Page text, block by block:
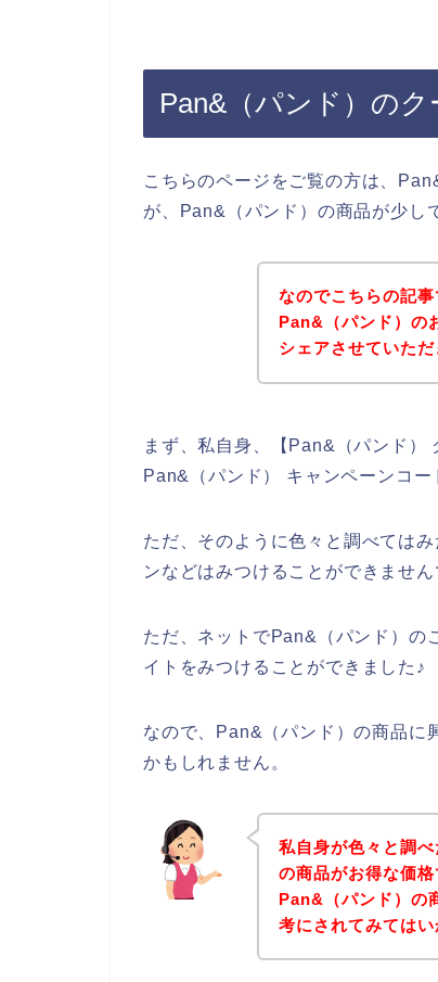
Pan&（パンド）の
こちらのページをご覧の方は、
が、Pan&（パンド）の商品が少し
なのでこちらの記
Pan&（パンド）の
シェアさせていただ
まず、私自身、【Pan&（パンド）
Pan&（パンド） キャンペーンコー
ただ、そのように色々と調べては
ンなどはみつけることができません
ただ、ネットでPan&（パンド）の
イトをみつけることができました♪
なので、Pan&（パンド）の商品に
かもしれません。
私自身が色々と調
の商品がお得な価
Pan&（パンド）の
考にされてみては